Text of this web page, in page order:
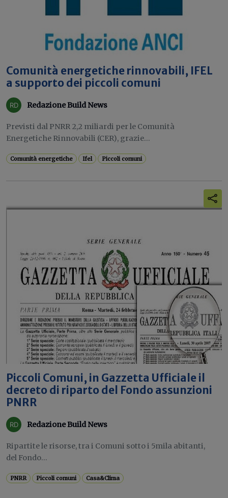
Comunità energetiche rinnovabili, IFEL
a supporto dei piccoli comuni
Redazione Build News
Previsti dal PNRR 2,2 miliardi per le Comunità
Energetiche Rinnovabili (CER), grazie...
Comunità energetiche Ifel Piccoli comuni
Piccoli Comuni, in Gazzetta Ufficiale il
decreto di riparto del Fondo assunzioni
PNRR
Redazione Build News
Ripartite le risorse, tra i Comuni sotto i 5mila abitanti,
del Fondo...
PNRR Piccoli comuni Casa&Clima